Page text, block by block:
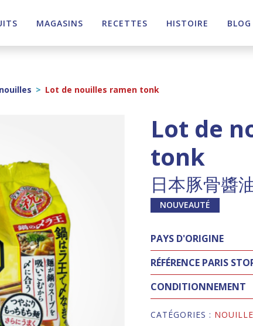
MAGASINS RECETTES HISTOIRE BLOG
nouilles > Lot de nouilles ramen tonk
Lot de
tonk
日本豚骨醬
NOUVEAUTÉ
PAYS D'ORIGINE
RÉFÉRENCE PARIS
CONDITIONNEMENT
CATÉGORIES :